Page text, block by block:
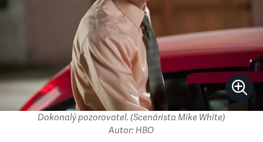
Dokonalý pozorovatel. (Scenárista Mike White)
Autor: HBO